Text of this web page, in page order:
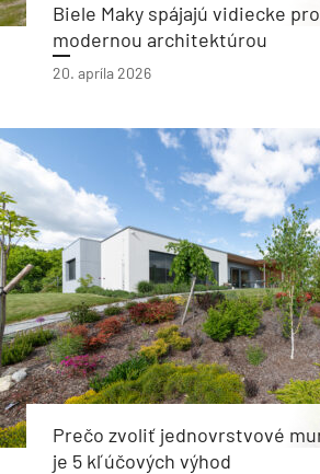
Biele Maky spájajú vidiecke
modernou architektúrou
20. apríla 2026
Prečo zvoliť jednovrstvové
je 5 kľúčových výhod